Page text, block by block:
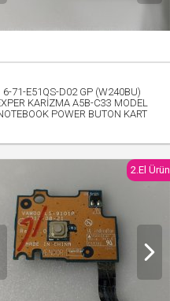
6-71-E51QS-D02 GP (W240BU)
KARİZMA A5B-C33 MODEL
POWER BUTON KART
2.El Ürün